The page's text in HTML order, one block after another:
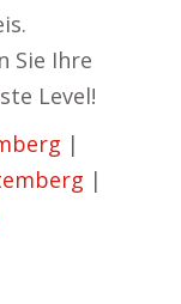
Sie Ihre
Level!
|
|